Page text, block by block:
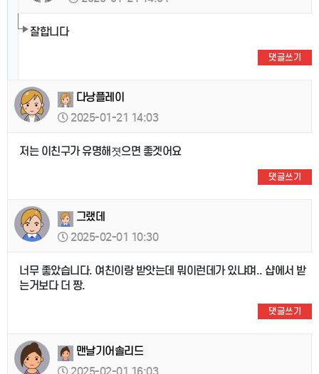
잘합니다
댓글쓰기
다낭플레이
2025-01-21 14:03
저는 이친구가 유명해졋으면 좋겟어요
댓글쓰기
그랬데
2025-02-01 10:30
너무 좋았습니다. 여친이랑 받앗는데 뭐이런데가 있냐며.. 샵에서 받
는거보다 더 짱.
댓글쓰기
맨날기어솔리드
2025-02-01 16:03